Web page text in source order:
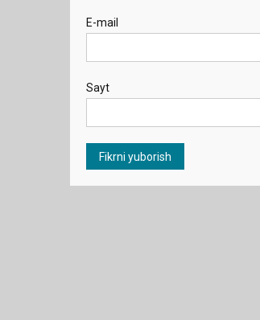
E-mail
Sayt